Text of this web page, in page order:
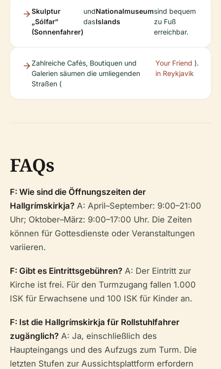
Skulptur
„Sólfar“
(Sonnenfahrer)
und
das
Nationalmuseum
Islands
sind bequem
zu Fuß
erreichbar.
Zahlreiche Cafés, Boutiquen und
Galerien säumen die umliegenden
Straßen (
Your Friend
in Reykjavik
).
FAQs
F: Wie sind die Öffnungszeiten der
Hallgrímskirkja? A: April–September: 9:00–21:00
Uhr; Oktober–März: 9:00–17:00 Uhr. Die Zeiten
können für Gottesdienste oder Veranstaltungen
variieren.
F: Gibt es Eintrittsgebühren? A: Der Eintritt zur
Kirche ist frei. Für den Turmzugang fallen 1.000
ISK für Erwachsene und 100 ISK für Kinder an.
F: Ist die Hallgrímskirkja für Rollstuhlfahrer
zugänglich? A: Ja, einschließlich des
Haupteingangs und des Aufzugs zum Turm. Die
letzten Stufen zur Aussichtsplattform erfordern